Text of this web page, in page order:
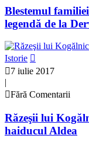
Blestemul
legendă de la
Istorie
7 iulie 2017
|
Fără Comentarii
Răzeşii lui
haiducul Aldea